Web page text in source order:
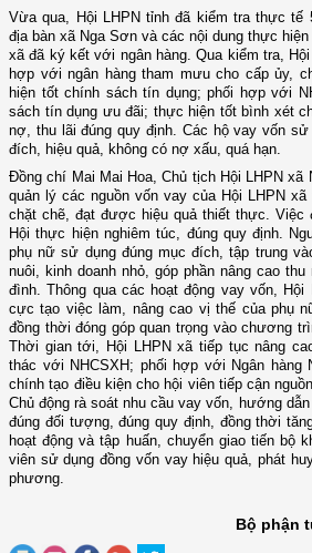
Vừa qua, Hội LHPN tỉnh đã kiểm tra thực tế
địa bàn xã Nga Sơn và các nội dung thực
xã đã ký kết với ngân hàng. Qua kiểm tra,
hợp với ngân hàng tham mưu cho cấp ủy,
hiện tốt chính sách tín dụng; phối hợp với
sách tín dụng ưu đãi; thực hiện tốt bình xét
nợ, thu lãi đúng quy định. Các hộ vay vốn sử
đích, hiệu quả, không có nợ xấu, quá hạn.
Đồng chí Mai Mai Hoa, Chủ tịch Hội LHPN xã
quản lý các nguồn vốn vay của Hội LHPN
chặt chẽ, đạt được hiệu quả thiết thực. Việc
Hội thực hiện nghiêm túc, đúng quy định.
phụ nữ sử dụng đúng mục đích, tập trung
nuôi, kinh doanh nhỏ, góp phần nâng cao
đình. Thông qua các hoạt động vay vốn,
cực tạo việc làm, nâng cao vị thế của phụ
đồng thời đóng góp quan trọng vào chương
Thời gian tới, Hội LHPN xã tiếp tục nâng
thác với NHCSXH; phối hợp với Ngân hàng
chính tạo điều kiện cho hội viên tiếp cận
Chủ động rà soát nhu cầu vay vốn, hướng
đúng đối tượng, đúng quy định, đồng thời
hoạt động và tập huấn, chuyển giao tiến bộ
viên sử dụng đồng vốn vay hiệu quả, phát
phương.
Bộ phận